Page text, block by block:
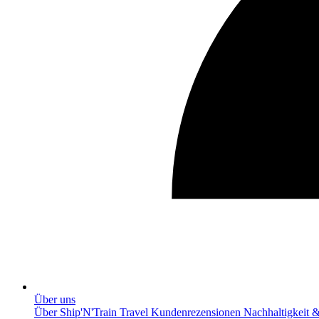
Über uns
Über Ship'N'Train Travel Kundenrezensionen Nachhaltigkeit